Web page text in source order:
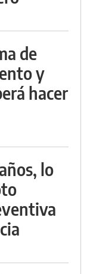
de
y
hacer
lo